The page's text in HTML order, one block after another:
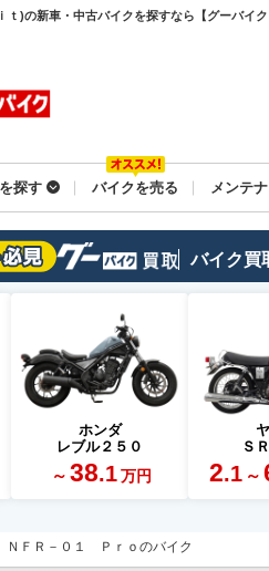
)の新車・中古バイクを探すなら【グーバイク
探す バイクを売る メンテ
バイク買
ホンダ
レブル２５０
～ 38.1 万円
Ｓ
2.1 ～
ＮＦＲ－０１ Ｐｒｏのバイク